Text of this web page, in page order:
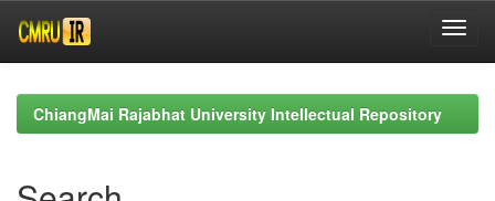
navigationChiangMai Rajabhat University Intellectual Repository